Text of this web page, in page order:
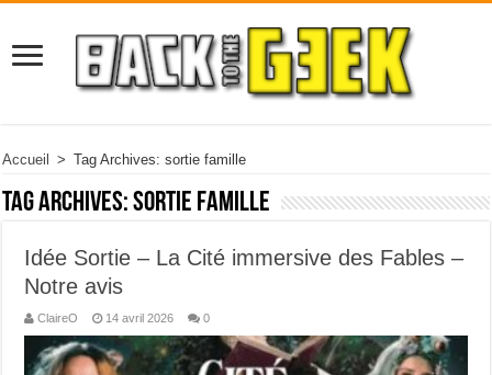
Accueil > Tag Archives: sortie famille
Tag Archives:sortie famille
Idée Sortie – La Cité immersive des Fables –
Notre avis
ClaireO 14 avril 2026 0